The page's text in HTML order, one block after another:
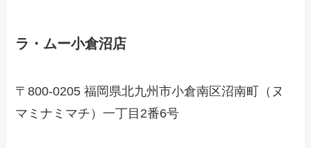
ラ・ムー小倉沼店
〒800-0205 福岡県北九州市小倉南区沼南町（ヌ
マミナミマチ）一丁目2番6号